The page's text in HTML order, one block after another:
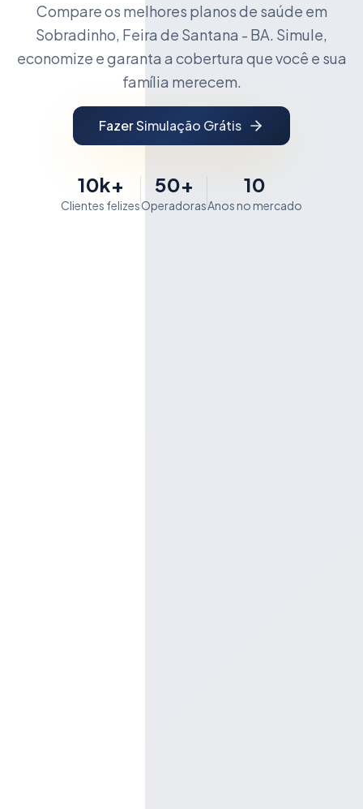
Compare os melhores planos de saúde em
Sobradinho, Feira de Santana - BA. Simule,
economize e garanta a cobertura que você e sua
família merecem.
Fazer Simulação Grátis
10k+
Clientes felizes
50+
Operadoras
10
Anos no mercado